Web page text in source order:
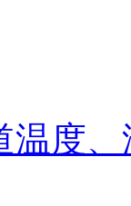
温度